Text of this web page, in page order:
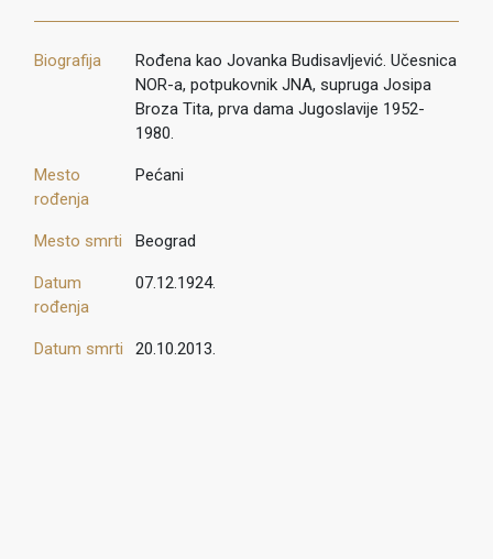
Biografija
Rođena kao Jovanka Budisavljević. Učesnica
NOR-a, potpukovnik JNA, supruga Josipa
Broza Tita, prva dama Jugoslavije 1952-
1980.
Mesto
rođenja
Pećani
Mesto smrti Beograd
Datum
rođenja
07.12.1924.
Datum smrti 20.10.2013.